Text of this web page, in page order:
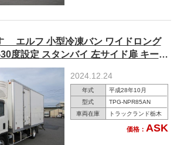
ゞ エルフ 小型冷凍バン ワイドロング
度設定 スタンバイ 左サイド扉 キース
準中型免許対応 ※5t限定を除く】
2024.12.24
年式
平成28年10月
型式
TPG-NPR85AN
車両在庫
トラックランド栃木
価格： ASK